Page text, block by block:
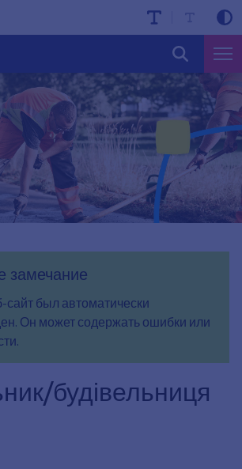
замечание
сайт был автоматически
Он может содержать ошибки или
будівельниця